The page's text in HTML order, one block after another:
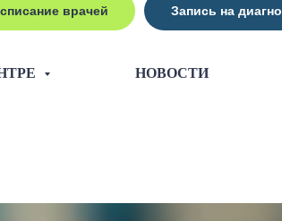
врачей Запись на
НОВОСТИ